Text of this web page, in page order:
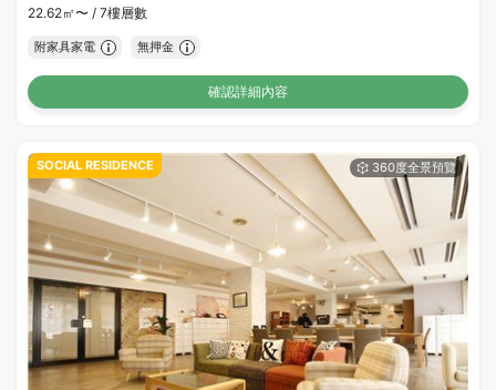
22.62㎡〜 / 7樓層數
附家具家電 無押金
確認詳細內容
SOCIAL RESIDENCE